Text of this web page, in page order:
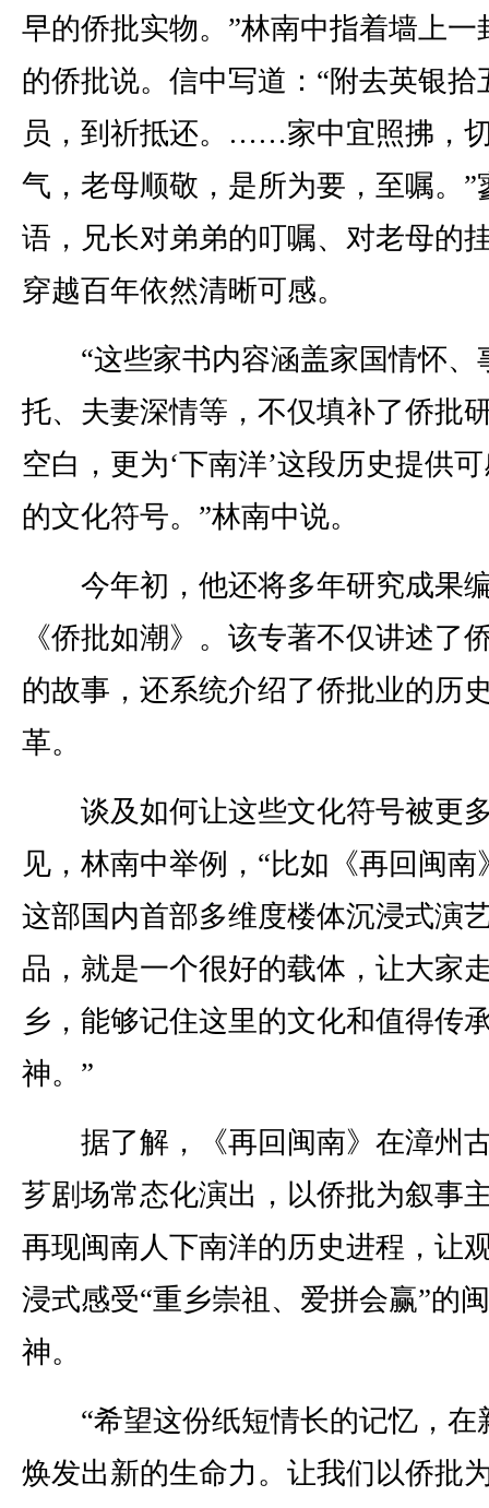
早的侨批实物。”林南中指着墙上一
的侨批说。信中写道：“附去英银拾
员，到祈抵还。……家中宜照拂，
气，老母顺敬，是所为要，至嘱。”
语，兄长对弟弟的叮嘱、对老母的
穿越百年依然清晰可感。
“这些家书内容涵盖家国情怀、
托、夫妻深情等，不仅填补了侨批
空白，更为‘下南洋’这段历史提供
的文化符号。”林南中说。
今年初，他还将多年研究成果
《侨批如潮》。该专著不仅讲述了
的故事，还系统介绍了侨批业的历
革。
谈及如何让这些文化符号被更
见，林南中举例，“比如《再回闽
这部国内首部多维度楼体沉浸式演
品，就是一个很好的载体，让大家
乡，能够记住这里的文化和值得传
神。”
据了解，《再回闽南》在漳州
芗剧场常态化演出，以侨批为叙事
再现闽南人下南洋的历史进程，让
浸式感受“重乡崇祖、爱拼会赢”的
神。
“希望这份纸短情长的记忆，在
焕发出新的生命力。让我们以侨批